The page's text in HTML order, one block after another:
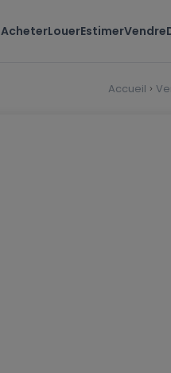
AcheterLouerEstimerVendre
Accueil